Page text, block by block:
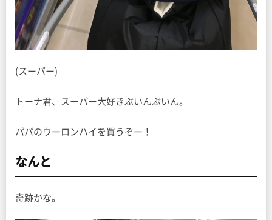
(スーパー)
トーナ君、スーパー大好きぶいんぶいん。
パパのウーロンハイを買うぞー！
なんと
奇跡かな。